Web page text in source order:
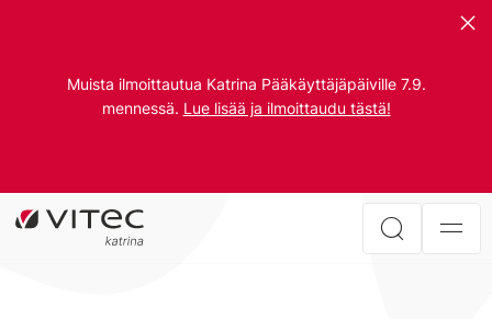
Muista ilmoittautua Katrina Pääkäyttäjäpäiville 7.9.
mennessä. Lue lisää ja ilmoittaudu tästä!